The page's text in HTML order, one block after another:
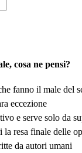
cosa ne pensi?
fanno il male del
eccezione
e serve solo da
resa finale delle
da autori umani